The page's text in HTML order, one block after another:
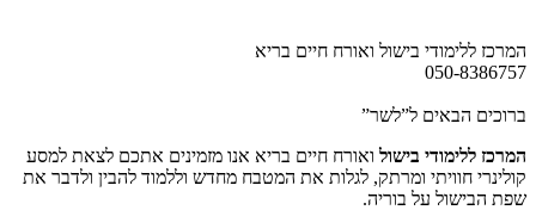
המרכז ללימודי בישול ואורח חיים בריא
050-8386757
ברוכים הבאים ל”לשר”
המרכז ללימודי בישול ואורח חיים בריא אנו מזמינים אתכם לצאת למסע
קולינרי חוויתי ומרתק, לגלות את המטבח מחדש וללמוד להבין ולדבר את
שפת הבישול על בוריה.